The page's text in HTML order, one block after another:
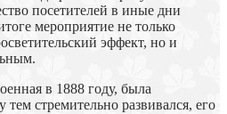
посетителей в иные дни
мероприятие не только
эффект, но и
в 1888 году, была
стремительно развивался, его